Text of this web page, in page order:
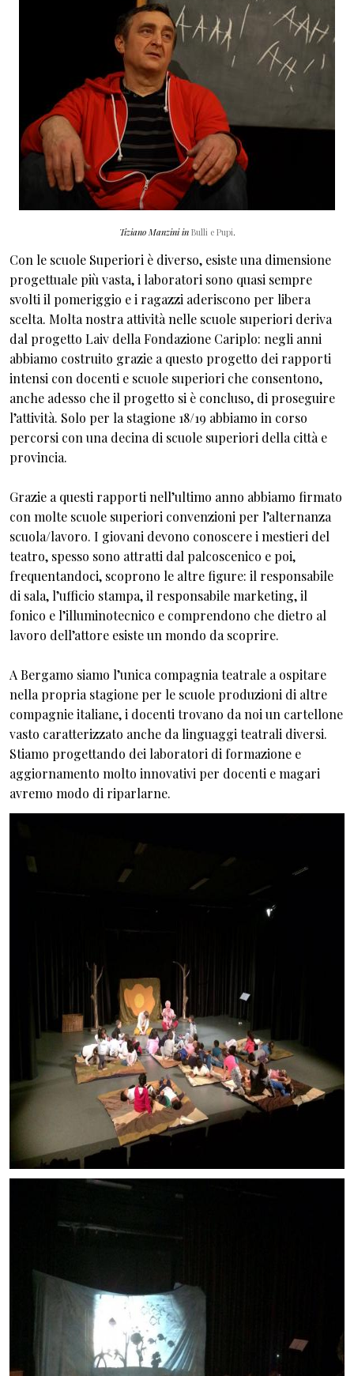
Tiziano Manzini in Bulli e Pupi.
Con le scuole Superiori è diverso, esiste una dimensione
progettuale più vasta, i laboratori sono quasi sempre
svolti il pomeriggio e i ragazzi aderiscono per libera
scelta. Molta nostra attività nelle scuole superiori deriva
dal progetto Laiv della Fondazione Cariplo: negli anni
abbiamo costruito grazie a questo progetto dei rapporti
intensi con docenti e scuole superiori che consentono,
anche adesso che il progetto si è concluso, di proseguire
l’attività. Solo per la stagione 18/19 abbiamo in corso
percorsi con una decina di scuole superiori della città e
provincia.
Grazie a questi rapporti nell’ultimo anno abbiamo firmato
con molte scuole superiori convenzioni per l’alternanza
scuola/lavoro. I giovani devono conoscere i mestieri del
teatro, spesso sono attratti dal palcoscenico e poi,
frequentandoci, scoprono le altre figure: il responsabile
di sala, l’ufficio stampa, il responsabile marketing, il
fonico e l’illuminotecnico e comprendono che dietro al
lavoro dell’attore esiste un mondo da scoprire.
A Bergamo siamo l’unica compagnia teatrale a ospitare
nella propria stagione per le scuole produzioni di altre
compagnie italiane, i docenti trovano da noi un cartellone
vasto caratterizzato anche da linguaggi teatrali diversi.
Stiamo progettando dei laboratori di formazione e
aggiornamento molto innovativi per docenti e magari
avremo modo di riparlarne.